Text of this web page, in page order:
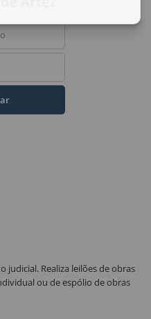
judicial. Realiza leilões de obras
ou de espólio de obras